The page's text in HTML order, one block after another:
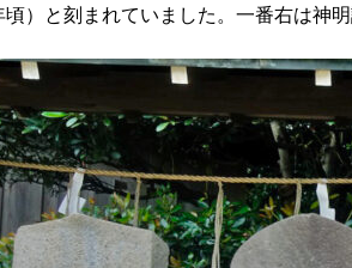
頃）と刻まれていました。一番右は神